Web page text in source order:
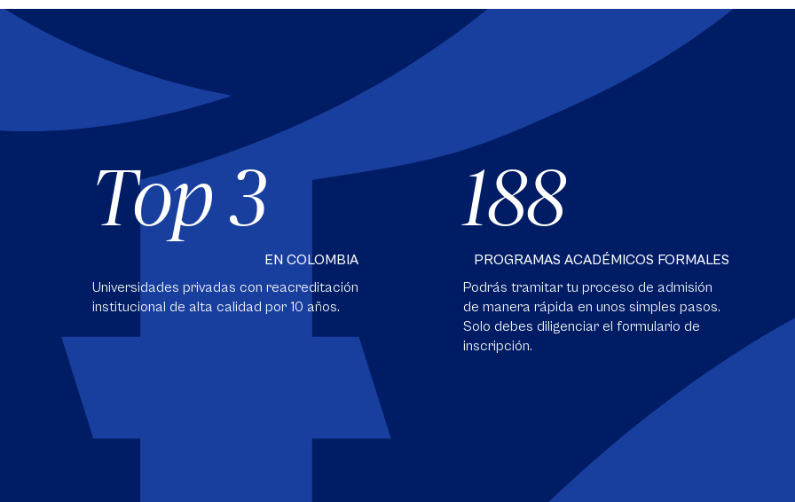
Top 3
EN COLOMBIA
Universidades privadas con reacreditación
institucional de alta calidad por 10 años.
188
PROGRAMAS ACADÉMICOS FORMALES
Podrás tramitar tu proceso de admisión
de manera rápida en unos simples pasos.
Solo debes diligenciar el formulario de
inscripción.